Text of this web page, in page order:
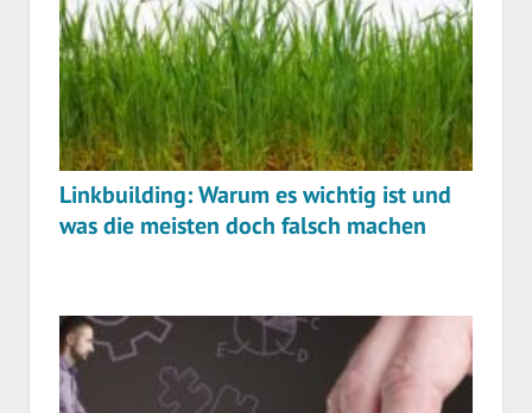
Linkbuilding: Warum es wichtig ist und
was die meisten doch falsch machen